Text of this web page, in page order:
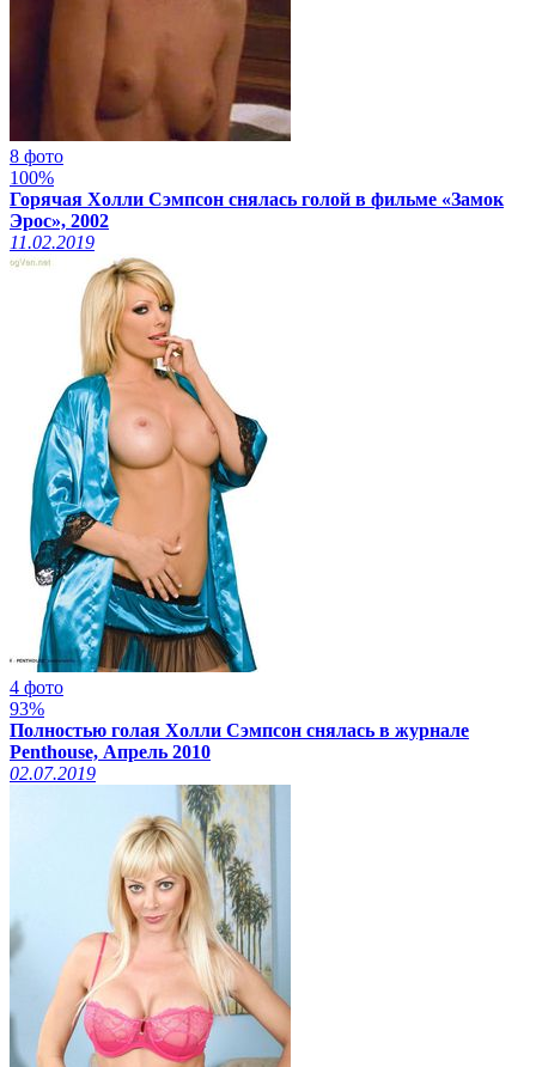
8 фото
100%
Горячая Холли Сэмпсон снялась голой в фильме «Замок
Эрос», 2002
11.02.2019
4 фото
93%
Полностью голая Холли Сэмпсон снялась в журнале
Penthouse, Апрель 2010
02.07.2019